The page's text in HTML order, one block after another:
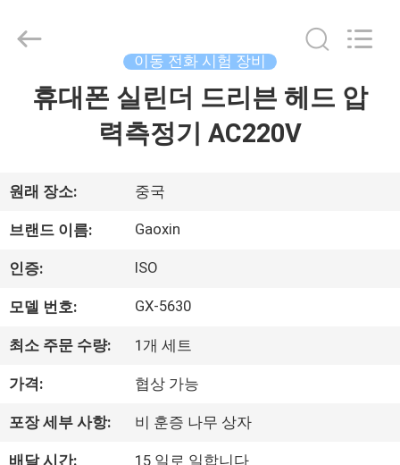
품
우
리
하
여
Testing
Equipment
Reserved.
이동 전화 시험 장비
휴대폰 실린더 드리븐 헤드 압
력측정기 AC220V
원래 장소: 중국
브랜드 이름: Gaoxin
인증: ISO
모델 번호: GX-5630
최소 주문 수량: 1개 세트
가격: 협상 가능
포장 세부 사항: 비 훈증 나무 상자
배달 시간: 15 일로 일합니다